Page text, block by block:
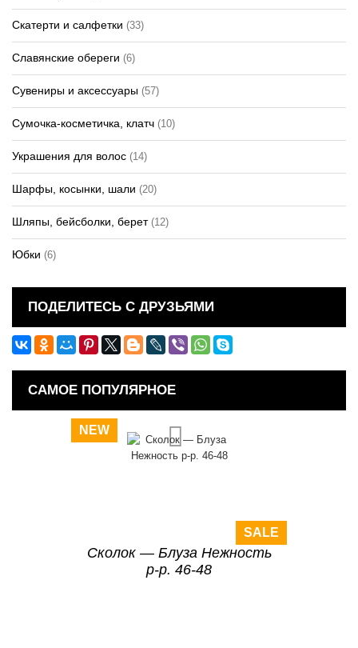
Скатерти и салфетки (33)
Славянские обереги (6)
Сувениры и аксессуары (57)
Сумочка-косметичка, клатч (10)
Украшения для волос (14)
Шарфы, косынки, шали (20)
Шляпы, бейсболки, берет(12)
Юбки (6)
ПОДЕЛИТЕСЬ С ДРУЗЬЯМИ
САМОЕ ПОПУЛЯРНОЕ
NEW
SALE
Сколок — Блуза Нежность
р-р. 46-48